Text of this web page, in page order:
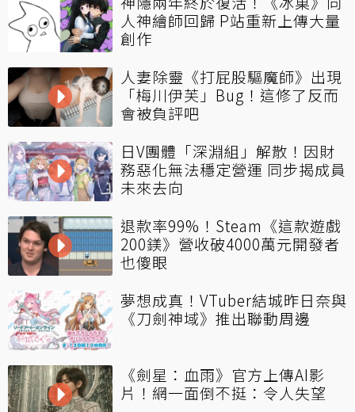
人神繪師回歸 P站重新上傳大量
創作
人妻除靈《打屁股驅魔師》出現
「梅川伊芙」Bug！這修了反而
會被負評吧
日V團體「深淵組」解散！因財
務惡化無法穩定營運 同步揭成員
未來去向
退款率99%！Steam《這款遊戲
200鎂》營收破4000萬元開發者
也傻眼
夢想成真！VTuber結城昨日奈與
《刀劍神域》推出聯動周邊
《劍星：血雨》官方上傳AI影
片！網一面倒不挺：令人失望